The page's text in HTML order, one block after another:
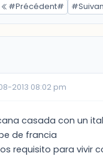
#Précédent#
2013 08:02 pm
casada con un
de francia
requisito para vivir